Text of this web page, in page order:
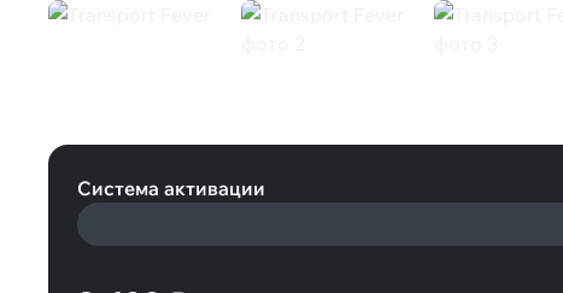
Система активации